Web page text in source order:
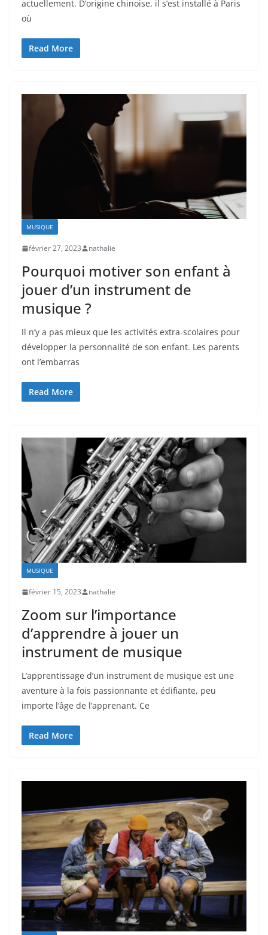
actuellement. D’origine chinoise, il s’est installé à Paris
où
Read More
MUSIQUE
février 27, 2023 nathalie
Pourquoi motiver son enfant à
jouer d’un instrument de
musique ?
Il n’y a pas mieux que les activités extra-scolaires pour
développer la personnalité de son enfant. Les parents
ont l’embarras
Read More
MUSIQUE
février 15, 2023 nathalie
Zoom sur l’importance
d’apprendre à jouer un
instrument de musique
L’apprentissage d’un instrument de musique est une
aventure à la fois passionnante et édifiante, peu
importe l’âge de l’apprenant. Ce
Read More